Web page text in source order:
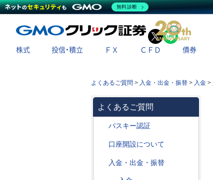
X
株式 投信・積立 ＦＸ ＣＦＤ 債券
よくあるご質問 > 入金・出金・振替 > 入金 >
よくあるご質問
パスキー認証
口座開設について
入金・出金・振替
無料診断